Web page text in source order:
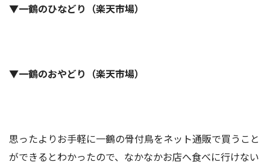
▼一鶴のひなどり（楽天市場）
▼一鶴のおやどり（楽天市場）
思ったよりお手軽に一鶴の骨付鳥をネット通販で買うこと
ができるとわかったので、なかなかお店へ食べに行けない